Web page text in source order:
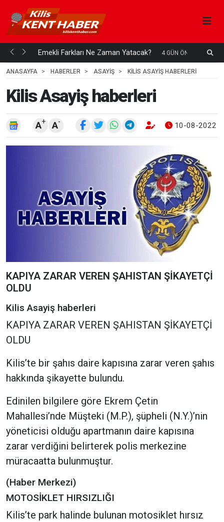
Su Kuyusu Temiz Suya Erişimde Kalıcı Bir Çözüm
4
ANASAYFA HABERLER ASAYİŞ KILIS ASAYIŞ HABERLERI
Kilis Asayiş haberleri
A+ A- 10-08-2022
KAPIYA ZARAR VEREN ŞAHISTAN ŞİKAYETÇİ
OLDU
Kilis Asayiş haberleri
KAPIYA ZARAR VEREN ŞAHISTAN ŞİKAYETÇİ
OLDU
Kilis’te bir şahıs daire kapısına zarar veren şahıs
hakkında şikayette bulundu.
Edinilen bilgilere göre Ekrem Çetin
Mahallesi’nde Müşteki (M.P.), şüpheli (N.Y.)’nin
yöneticisi olduğu apartmanın daire kapısına
zarar verdiğini belirterek polis merkezine
müracaatta bulunmuştur.
(Haber Merkezi)
MOTOSİKLET HIRSIZLIĞI
Kilis’te park halinde bulunan motosiklet hırsız